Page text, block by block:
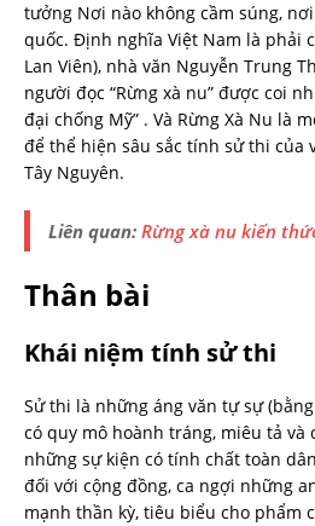
tưởng Nơi nào không cầm súng,
quốc. Định nghĩa Việt Nam là phải
Lan Viên), nhà văn Nguyễn Trung
người đọc “Rừng xà nu” được coi
đại chống Mỹ” . Và Rừng Xà Nu là
để thể hiện sâu sắc tính sử thi của
Tây Nguyên.
Liên quan: Rừng xà nu kiến
Thân bài
Khái niệm tính sử thi
Sử thi là những áng văn tự sự
có quy mô hoành tráng, miêu tả
những sự kiện có tính chất toàn
đối với cộng đồng, ca ngợi những
mạnh thần kỳ, tiêu biểu cho phẩm